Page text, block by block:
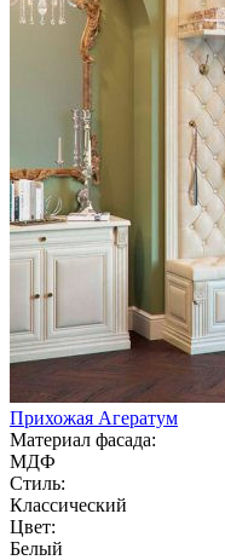
Прихожая Агератум
Материал фасада:
МДФ
Стиль:
Классический
Цвет:
Белый